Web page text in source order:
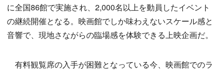
に全国86館で実施され、2,000名以上を動員したイベント
の継続開催となる。映画館でしか味わえないスケール感と
音響で、現地さながらの臨場感を体験できる上映企画だ。
有料観覧席の入手が困難となっている今、映画館でのラ